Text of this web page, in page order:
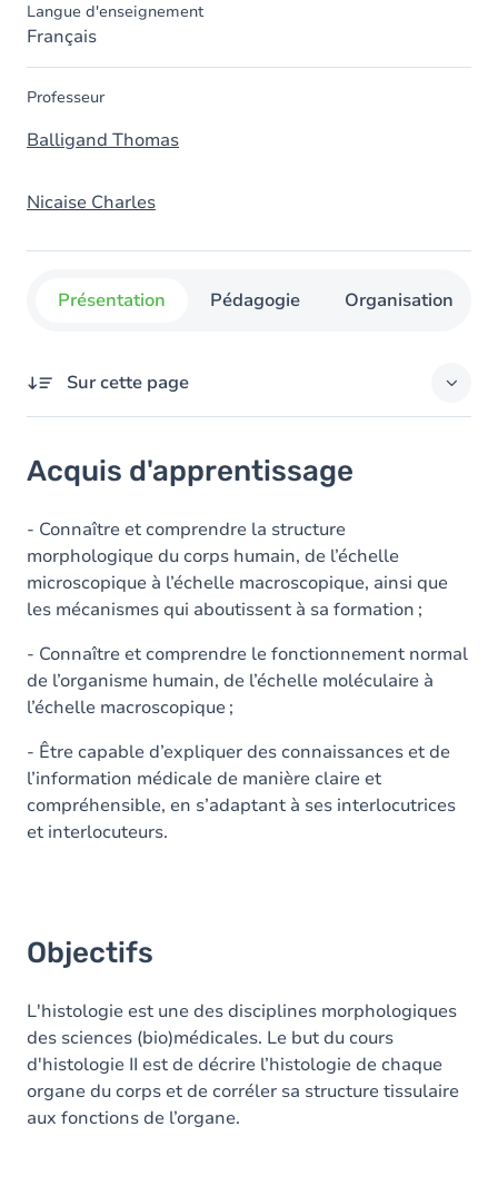
Langue d'enseignement
Français
Professeur
Balligand Thomas
Nicaise Charles
Présentation Pédagogie Organisation
Sur cette page
Objectifs
Contenu
Table des matières
Exercices
Acquis d'apprentissage
- Connaître et comprendre la structure
morphologique du corps humain, de l’échelle
microscopique à l’échelle macroscopique, ainsi que
les mécanismes qui aboutissent à sa formation ;
- Connaître et comprendre le fonctionnement normal
de l’organisme humain, de l’échelle moléculaire à
l’échelle macroscopique ;
- Être capable d’expliquer des connaissances et de
l’information médicale de manière claire et
compréhensible, en s’adaptant à ses interlocutrices
et interlocuteurs.
Objectifs
L'histologie est une des disciplines morphologiques
des sciences (bio)médicales. Le but du cours
d'histologie II est de décrire l’histologie de chaque
organe du corps et de corréler sa structure tissulaire
aux fonctions de l’organe.